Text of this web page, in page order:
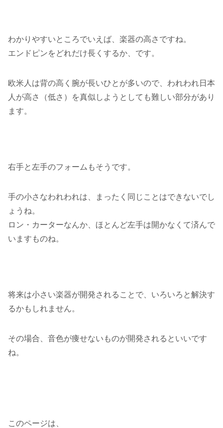
わかりやすいところでいえば、楽器の高さですね。
エンドピンをどれだけ長くするか、です。
欧米人は背の高く腕が長いひとが多いので、われわれ日本
人が高さ（低さ）を真似しようとしても難しい部分があり
ます。
右手と左手のフォームもそうです。
手の小さなわれわれは、まったく同じことはできないでし
ょうね。
ロン・カーターなんか、ほとんど左手は開かなくて済んで
いますものね。
将来は小さい楽器が開発されることで、いろいろと解決す
るかもしれません。
その場合、音色が痩せないものが開発されるといいです
ね。
このページは、